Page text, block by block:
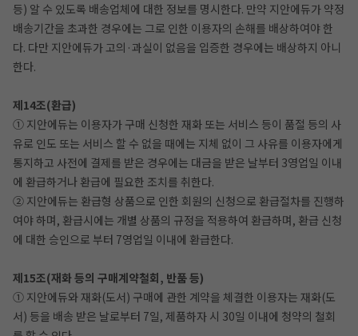
등) 알 수 있도록 배송업체에 대한 정보를 명시한다. 만약 지안에듀가 약정
배송기간을 초과한 경우에는 그로 인한 이용자의 손해를 배상하여야 한
다. 다만 지안에듀가 고의·과실이 없음을 입증한 경우에는 배상하지 아니
한다.
제14조(환급)
① 지안에듀는 이용자가 구매 신청한 재화 또는 서비스 등이 품절 등의 사
유로 인도 또는 서비스 할 수 없을 때에는 지체 없이 그 사유를 이용자에게
통지하고 사전에 결제를 받은 경우에는 대금을 받은 날부터 3영업일 이내
에 환급하거나 환급에 필요한 조치를 취한다.
② 지안에듀는 환급형 상품으로 인한 회원의 신청으로 환급절차를 진행하
여야 하며, 환급시에는 개별 상품의 규정을 적용하여 환급하며, 환급 신청
에 대한 승인으로 부터 7영업일 이내에 환급한다.
제15조(재화 등의 구매계약철회, 반품 등)
① 지안에듀와 재화(도서) 구매에 관한 계약을 체결한 이용자는 재화(도
서) 등을 배송 받은 날로부터 7일, 제품하자 시 30일 이내에 청약의 철회